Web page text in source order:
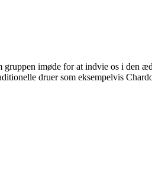
gruppen imøde for at indvie os i den
druer som eksempelvis